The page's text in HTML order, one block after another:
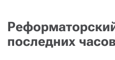
последних часов